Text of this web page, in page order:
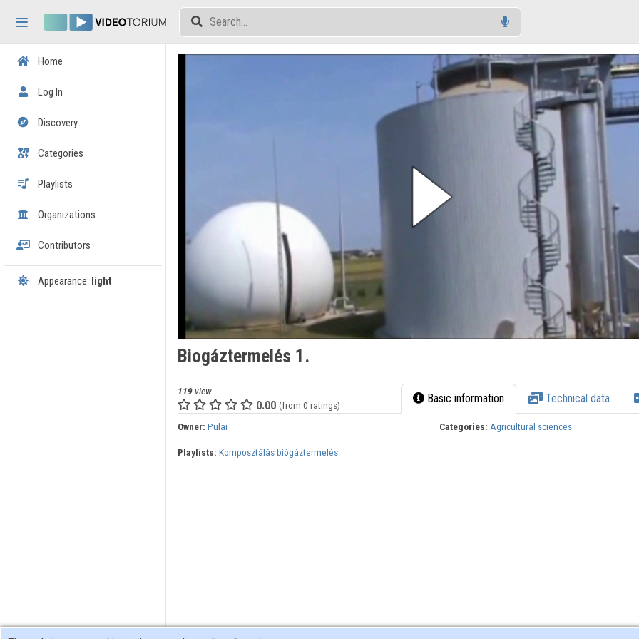
Home
Log In
Discovery
Categories
Playlists
Organizations
Contributors
Appearance: light
Biogáztermelés 1.
119view
0.00 (from 0 ratings) Basic information Technical data
Owner: Pulai Categories: Agricultural sciences
Playlists: Komposztálás biógáztermelés